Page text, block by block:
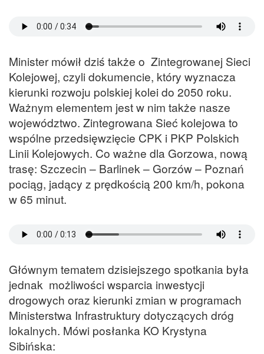
Minister mówił dziś także o Zintegrowanej Sieci
Kolejowej, czyli dokumencie, który wyznacza
kierunki rozwoju polskiej kolei do 2050 roku.
Ważnym elementem jest w nim także nasze
województwo. Zintegrowana Sieć kolejowa to
wspólne przedsięwzięcie CPK i PKP Polskich
Linii Kolejowych. Co ważne dla Gorzowa, nową
trasę: Szczecin – Barlinek – Gorzów – Poznań
pociąg, jadący z prędkością 200 km/h, pokona
w 65 minut.
Głównym tematem dzisiejszego spotkania była
jednak możliwości wsparcia inwestycji
drogowych oraz kierunki zmian w programach
Ministerstwa Infrastruktury dotyczących dróg
lokalnych. Mówi posłanka KO Krystyna
Sibińska: